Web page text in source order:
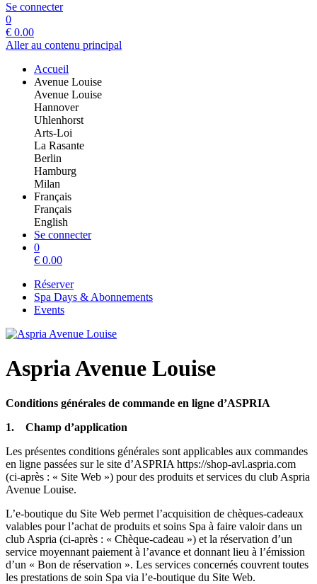
Se connecter
0
€ 0.00
Aller au contenu principal
Accueil
Avenue Louise
Avenue Louise
Hannover
Uhlenhorst
Arts-Loi
La Rasante
Berlin
Hamburg
Milan
Français
Français
English
Se connecter
0
€ 0.00
Réserver
Spa Days & Abonnements
Events
Aspria Avenue Louise
Conditions générales de commande en ligne d’ASPRIA
1. Champ d’application
Les présentes conditions générales sont applicables aux commandes
en ligne passées sur le site d’ASPRIA https://shop-avl.aspria.com
(ci-après : « Site Web ») pour des produits et services du club Aspria
Avenue Louise.
L’e-boutique du Site Web permet l’acquisition de chèques-cadeaux
valables pour l’achat de produits et soins Spa à faire valoir dans un
club Aspria (ci-après : « Chèque-cadeau ») et la réservation d’un
service moyennant paiement à l’avance et donnant lieu à l’émission
d’un « Bon de réservation ». Les services concernés couvrent toutes
les prestations de soin Spa via l’e-boutique du Site Web.